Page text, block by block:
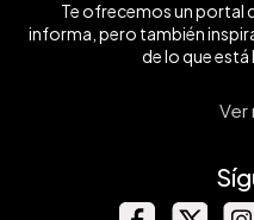
Te ofrecemos un portal
informa, pero también
de lo que está
Ver